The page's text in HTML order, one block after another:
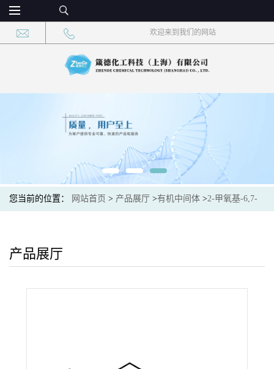
欢迎来到我们的网站
您当前的位置： 网站首页 > 产品展厅 >有机中间体 >2-甲氧基-6,7-
校可先用后付
产品展厅